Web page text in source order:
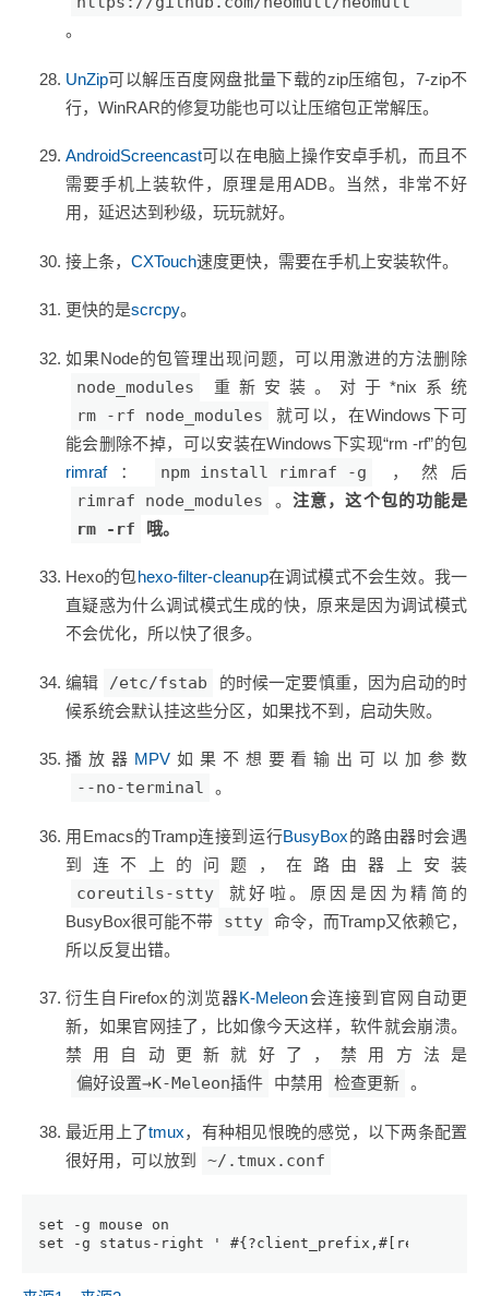
。
UnZip可以解压百度网盘批量下载的zip压缩包，7-zip不
行，WinRAR的修复功能也可以让压缩包正常解压。
AndroidScreencast可以在电脑上操作安卓手机，而且不
需要手机上装软件，原理是用ADB。当然，非常不好
用，延迟达到秒级，玩玩就好。
接上条， CXTouch速度更快，需要在手机上安装软件。
更快的是scrcpy。
如果Node的包管理出现问题，可以用激进的方法删除
node_modules 重新安装。对于*nix系统
rm -rf node_modules
就可以，在Windows下可
能会删除不掉，可以安装在Windows下实现“rm -rf”的包
rimraf： npm install rimraf -g ，然后
rimraf node_modules 。注意，这个包的功能是
rm -rf 哦。
Hexo的包hexo-filter-cleanup在调试模式不会生效。我一
直疑惑为什么调试模式生成的快，原来是因为调试模式
不会优化，所以快了很多。
编辑 /etc/fstab
的时候一定要慎重，因为启动的时
候系统会默认挂这些分区，如果找不到，启动失败。
播放器 MPV如果不想要看输出可以加参数
--no-terminal 。
用Emacs的Tramp连接到运行BusyBox的路由器时会遇
到连不上的问题，在路由器上安装
coreutils-stty
就好啦。原因是因为精简的
BusyBox很可能不带
stty 命令，而Tramp又依赖它，
所以反复出错。
衍生自Firefox的浏览器K-Meleon会连接到官网自动更
新，如果官网挂了，比如像今天这样，软件就会崩溃。
禁用自动更新就好了，禁用方法是
偏好设置→K-Meleon插件 中禁用 检查更新 。
最近用上了tmux，有种相见恨晚的感觉，以下两条配置
很好用，可以放到
~/.tmux.conf
set -g mouse on
set -g status-right '